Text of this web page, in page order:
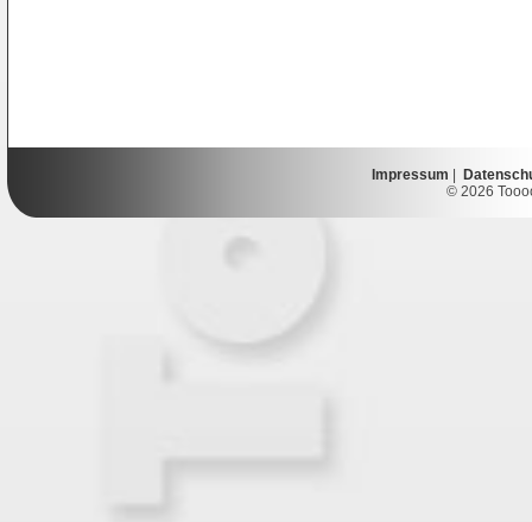
Impressum
© 2026